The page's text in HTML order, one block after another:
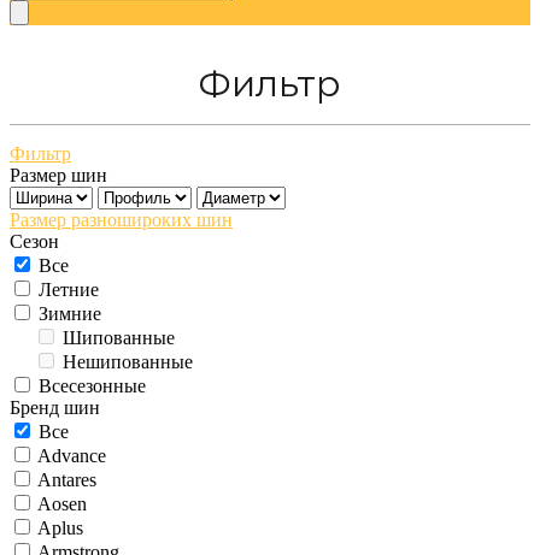
товаров
Фильтр
Фильтр
Размер шин
Размер разношироких шин
Сезон
Все
Летние
Зимние
Шипованные
Нешипованные
Всесезонные
Бренд шин
Все
Advance
Antares
Aosen
Aplus